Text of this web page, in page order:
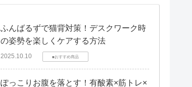
ふんばるずで猫背対策！デスクワーク時
の姿勢を楽しくケアする方法
2025.10.10 ■おすすめ商品
ぽっこりお腹を落とす！有酸素×筋トレ×